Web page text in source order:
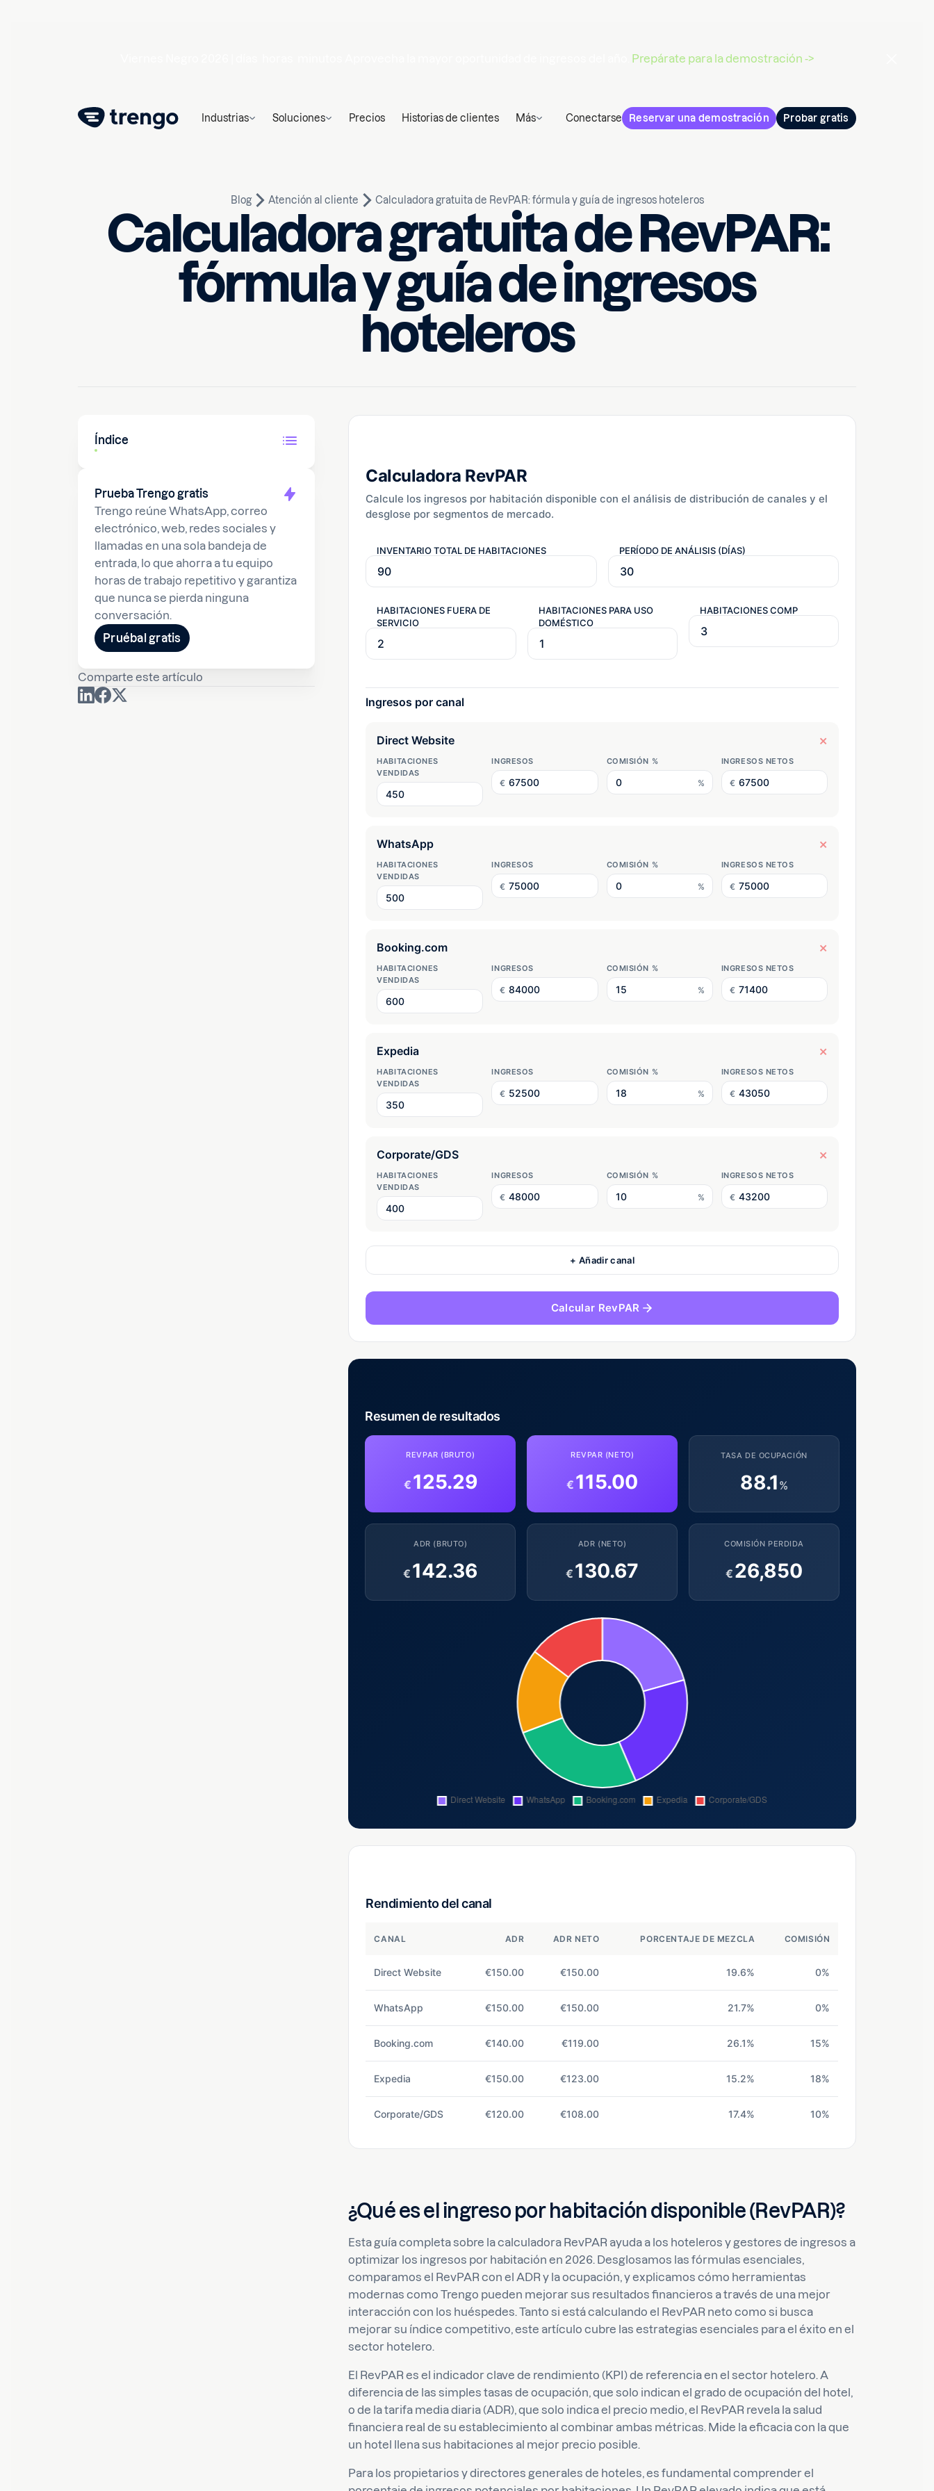
Prepárate para la demostración ->
Industrias Soluciones Precios Historias de clientes Más Conectarse Reservar una demostración Probar gratis
Blog Atención al cliente Calculadora gratuita de RevPAR: fórmula y guía de ingresos hoteleros
Calculadora gratuita de RevPAR:
fórmula y guía de ingresos
hoteleros
Escrito por
Melike
Índice
Prueba Trengo gratis
Trengo reúne WhatsApp, correo
electrónico, web, redes sociales y
llamadas en una sola bandeja de
entrada, lo que ahorra a tu equipo
horas de trabajo repetitivo y garantiza
que nunca se pierda ninguna
conversación.
Pruébal gratis
Comparte este artículo
Calculadora RevPAR
Calcule los ingresos por habitación disponible con el análisis de distribución de canales y el
desglose por segmentos de mercado.
INVENTARIO TOTAL DE HABITACIONES PERÍODO DE ANÁLISIS (DÍAS)
HABITACIONES FUERA DE
SERVICIO
HABITACIONES PARA USO
DOMÉSTICO
HABITACIONES COMP
Ingresos por canal
×
HABITACIONES
VENDIDAS
INGRESOS
€
COMISIÓN %
%
INGRESOS NETOS
€
×
HABITACIONES
VENDIDAS
INGRESOS
€
COMISIÓN %
%
INGRESOS NETOS
€
×
HABITACIONES
VENDIDAS
INGRESOS
€
COMISIÓN %
%
INGRESOS NETOS
€
×
HABITACIONES
VENDIDAS
INGRESOS
€
COMISIÓN %
%
INGRESOS NETOS
€
×
HABITACIONES
VENDIDAS
INGRESOS
€
COMISIÓN %
%
INGRESOS NETOS
€
+ Añadir canal
Calcular RevPAR
Resumen de resultados
REVPAR (BRUTO)
€ 125.29
REVPAR (NETO)
€ 115.00
TASA DE OCUPACIÓN
88.1 %
ADR (BRUTO)
€ 142.36
ADR (NETO)
€ 130.67
COMISIÓN PERDIDA
€ 26,850
Rendimiento del canal
CANAL ADR ADR NETO PORCENTAJE DE MEZCLA COMISIÓN
Direct Website €150.00 €150.00 19.6% 0%
WhatsApp €150.00 €150.00 21.7% 0%
Booking.com €140.00 €119.00 26.1% 15%
Expedia €150.00 €123.00 15.2% 18%
Corporate/GDS €120.00 €108.00 17.4% 10%
¿Qué es el ingreso por habitación disponible (RevPAR)?
Esta guía completa sobre la calculadora RevPAR ayuda a los hoteleros y gestores de ingresos a
optimizar los ingresos por habitación en 2026. Desglosamos las fórmulas esenciales,
comparamos el RevPAR con el ADR y la ocupación, y explicamos cómo herramientas
modernas como Trengo pueden mejorar sus resultados financieros a través de una mejor
interacción con los huéspedes. Tanto si está calculando el RevPAR neto como si busca
mejorar su índice competitivo, este artículo cubre las estrategias esenciales para el éxito en el
sector hotelero.
El RevPAR es el indicador clave de rendimiento (KPI) de referencia en el sector hotelero. A
diferencia de las simples tasas de ocupación, que solo indican el grado de ocupación del hotel,
o de la tarifa media diaria (ADR), que solo indica el precio medio, el RevPAR revela la salud
financiera real de su establecimiento al combinar ambas métricas. Mide la eficacia con la que
un hotel llena sus habitaciones al mejor precio posible.
Para los propietarios y directores generales de hoteles, es fundamental comprender el